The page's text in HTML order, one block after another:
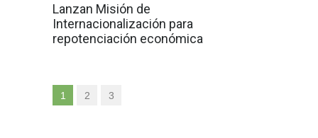
Lanzan Misión de
Internacionalización para
repotenciación económica
1 2 3